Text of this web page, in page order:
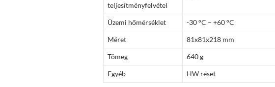
teljesítményfelvétel
Üzemi hőmérséklet -30 °C – +60 °C
Méret 81x81x218 mm
Tömeg 640 g
Egyéb HW reset